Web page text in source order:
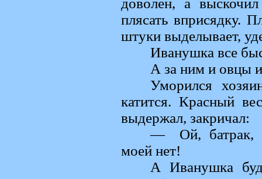
доволен, а
плясать вприсядку.
штуки выделывает,
Иванушка все
А за ним и овцы
Уморился
катится. Красный
выдержал, закричал:
— Ой, батрак,
моей нет!
А Иванушка